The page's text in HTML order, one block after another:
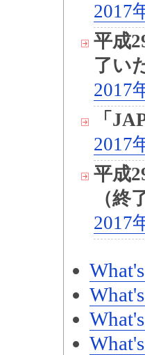
2017
平成
了い
2017
「
2017
平成
（終
2017